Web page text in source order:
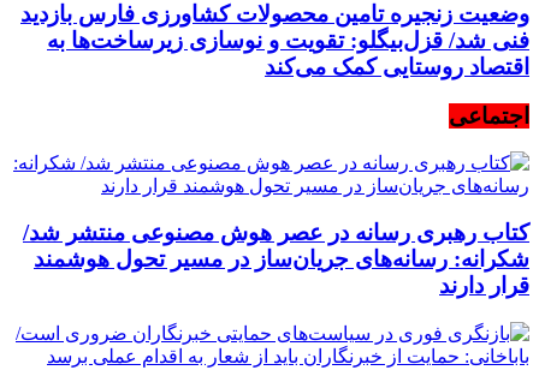
وضعیت زنجیره تامین محصولات کشاورزی فارس بازدید
فنی شد/ قزل‌بیگلو: تقویت و نوسازی زیرساخت‌ها به
اقتصاد روستایی کمک می‌کند
اجتماعی
کتاب رهبری رسانه در عصر هوش مصنوعی منتشر شد/
شکرانه: رسانه‌های جریان‌ساز در مسیر تحول هوشمند
قرار دارند